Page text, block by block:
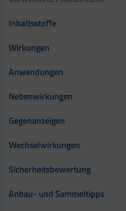
Inhaltsstoffe
Wirkungen
Anwendungen
Nebenwirkungen
Gegenanzeigen
Wechselwirkungen
Sicherheitsbewertung
Anbau- und Sammeltipps